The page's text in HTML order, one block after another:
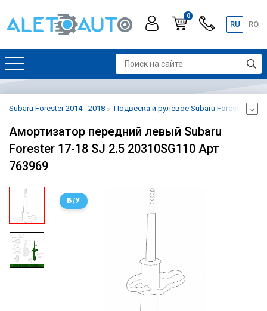
0
RU RO
Subaru Forester 2014 - 2018 Подвеска и рулевое Subaru Forester 2014
Амортизатор передний левый Subaru
Forester 17-18 SJ 2.5 20310SG110 Арт
763969
Б/У